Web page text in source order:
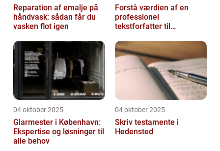
Reparation af emalje på
håndvask: sådan får du
vasken flot igen
Forstå værdien af en
professionel
tekstforfatter til
04 oktober 2025
Glarmester i København:
Ekspertise og løsninger til
alle behov
04 oktober 2025
Skriv testamente i
Hedensted